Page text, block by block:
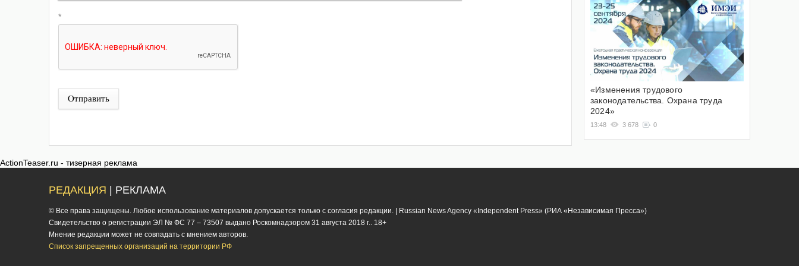
*
Отправить
«Изменения трудового
законодательства. Охрана труда
2024»
13:48 3 678 0
ActionTeaser.ru - тизерная реклама
РЕДАКЦИЯ | РЕКЛАМА
© Все права защищены. Любое использование материалов допускается только с согласия редакции. | Russian News Agency «Independent Press» (РИА «Независимая Пресса»)
Cвидетельство о регистрации ЭЛ № ФС 77 – 73507 выдано Роскомнадзором 31 августа 2018 г.. 18+
Мнение редакции может не совпадать с мнением авторов.
Список запрещенных организаций на территории РФ